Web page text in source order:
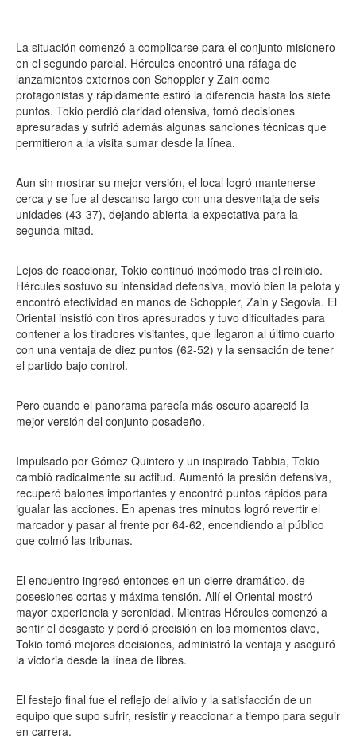
La situación comenzó a complicarse para el conjunto misionero
en el segundo parcial. Hércules encontró una ráfaga de
lanzamientos externos con Schoppler y Zain como
protagonistas y rápidamente estiró la diferencia hasta los siete
puntos. Tokio perdió claridad ofensiva, tomó decisiones
apresuradas y sufrió además algunas sanciones técnicas que
permitieron a la visita sumar desde la línea.
Aun sin mostrar su mejor versión, el local logró mantenerse
cerca y se fue al descanso largo con una desventaja de seis
unidades (43-37), dejando abierta la expectativa para la
segunda mitad.
Lejos de reaccionar, Tokio continuó incómodo tras el reinicio.
Hércules sostuvo su intensidad defensiva, movió bien la pelota y
encontró efectividad en manos de Schoppler, Zain y Segovia. El
Oriental insistió con tiros apresurados y tuvo dificultades para
contener a los tiradores visitantes, que llegaron al último cuarto
con una ventaja de diez puntos (62-52) y la sensación de tener
el partido bajo control.
Pero cuando el panorama parecía más oscuro apareció la
mejor versión del conjunto posadeño.
Impulsado por Gómez Quintero y un inspirado Tabbia, Tokio
cambió radicalmente su actitud. Aumentó la presión defensiva,
recuperó balones importantes y encontró puntos rápidos para
igualar las acciones. En apenas tres minutos logró revertir el
marcador y pasar al frente por 64-62, encendiendo al público
que colmó las tribunas.
El encuentro ingresó entonces en un cierre dramático, de
posesiones cortas y máxima tensión. Allí el Oriental mostró
mayor experiencia y serenidad. Mientras Hércules comenzó a
sentir el desgaste y perdió precisión en los momentos clave,
Tokio tomó mejores decisiones, administró la ventaja y aseguró
la victoria desde la línea de libres.
El festejo final fue el reflejo del alivio y la satisfacción de un
equipo que supo sufrir, resistir y reaccionar a tiempo para seguir
en carrera.